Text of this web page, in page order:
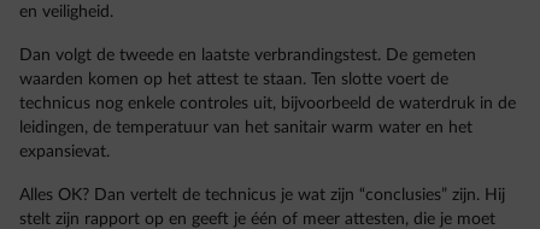
en veiligheid.
Dan volgt de tweede en laatste verbrandingstest. De gemeten
waarden komen op het attest te staan. Ten slotte voert de
technicus nog enkele controles uit, bijvoorbeeld de waterdruk in de
leidingen, de temperatuur van het sanitair warm water en het
expansievat.
Alles OK? Dan vertelt de technicus je wat zijn “conclusies” zijn. Hij
stelt zijn rapport op en geeft je één of meer attesten, die je moet